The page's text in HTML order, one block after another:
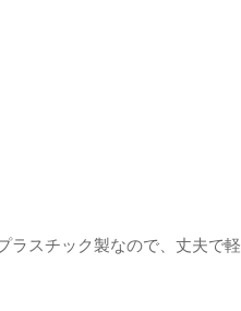
ラスチック製なので、丈夫で軽